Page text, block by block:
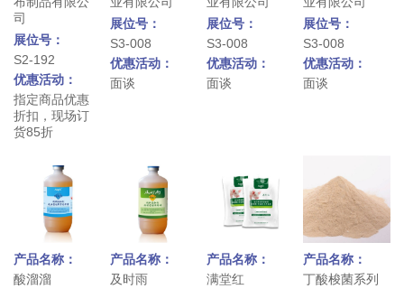
司
展位号：
S2-192
优惠活动：
指定商品优惠
折扣，现场订
货85折
展位号：
S3-008
优惠活动：
面谈
展位号：
S3-008
优惠活动：
面谈
展位号：
S3-008
优惠活动：
面谈
产品名称：
酸溜溜
产品名称：
及时雨
产品名称：
满堂红
产品名称：
丁酸梭菌系列